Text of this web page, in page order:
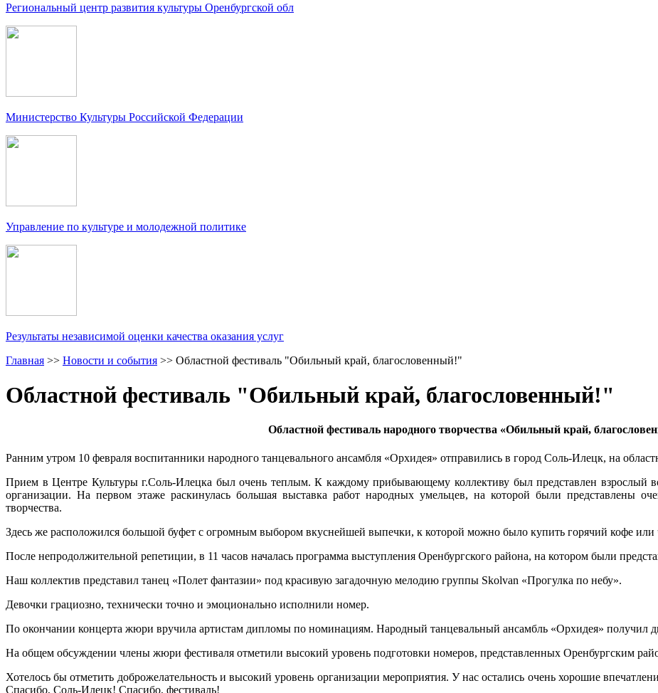
Региональный центр развития культуры Оренбургской обл
Министерство Культуры Российской Федерации
Управление по культуре и молодежной политике
Результаты независимой оценки качества оказания услуг
Главная >> Новости и события >> Областной фестиваль "Обильный край, благословенный!"
Областной фестиваль "Обильный край, благословенный!"
Областной фестиваль народного творчества «Обильный край,
Ранним утром 10 февраля воспитанники народного танцевального ансамбля «Орхидея» отправились в город Соль-Илецк, на
Прием в Центре Культуры г.Соль-Илецка был очень теплым. К каждому прибывающему коллективу был представлен взрослый
организации. На первом этаже раскинулась большая выставка работ народных умельцев, на которой были представлены
творчества.
Здесь же расположился большой буфет с огромным выбором вкуснейшей выпечки, к которой можно было купить горячий кофе или
После непродолжительной репетиции, в 11 часов началась программа выступления Оренбургского района, на котором были
Наш коллектив представил танец «Полет фантазии» под красивую загадочную мелодию группы Skolvan «Прогулка по небу».
Девочки грациозно, технически точно и эмоционально исполнили номер.
По окончании концерта жюри вручила артистам дипломы по номинациям. Народный танцевальный ансамбль «Орхидея» получил
На общем обсуждении члены жюри фестиваля отметили высокий уровень подготовки номеров, представленных Оренбургским
Хотелось бы отметить доброжелательность и высокий уровень организации мероприятия. У нас остались очень хорошие
Спасибо, Соль-Илецк! Спасибо, фестиваль!